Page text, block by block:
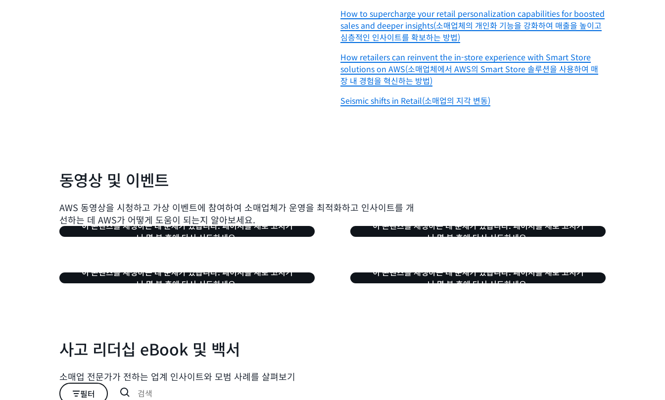
How to supercharge your retail personalization capabilities for boosted
sales and deeper insights(소매업체의 개인화 기능을 강화하여 매출을 높이고
심층적인 인사이트를 확보하는 방법)
How retailers can reinvent the in-store experience with Smart Store
solutions on AWS(소매업체에서 AWS의 Smart Store 솔루션을 사용하여 매
장 내 경험을 혁신하는 방법)
Seismic shifts in Retail(소매업의 지각 변동)
동영상 및 이벤트
AWS 동영상을 시청하고 가상 이벤트에 참여하여 소매업체가 운영을 최적화하고 인사이트를 개
선하는 데 AWS가 어떻게 도움이 되는지 알아보세요.
이 콘텐츠를 재생하는 데 문제가 있습니다. 페이지를 새로 고치거
나 몇 분 후에 다시 시도하세요.
이 콘텐츠를 재생하는 데 문제가 있습니다. 페이지를 새로 고치거
나 몇 분 후에 다시 시도하세요.
이 콘텐츠를 재생하는 데 문제가 있습니다. 페이지를 새로 고치거
나 몇 분 후에 다시 시도하세요.
이 콘텐츠를 재생하는 데 문제가 있습니다. 페이지를 새로 고치거
나 몇 분 후에 다시 시도하세요.
사고 리더십 eBook 및 백서
소매업 전문가가 전하는 업계 인사이트와 모범 사례를 살펴보기
필터